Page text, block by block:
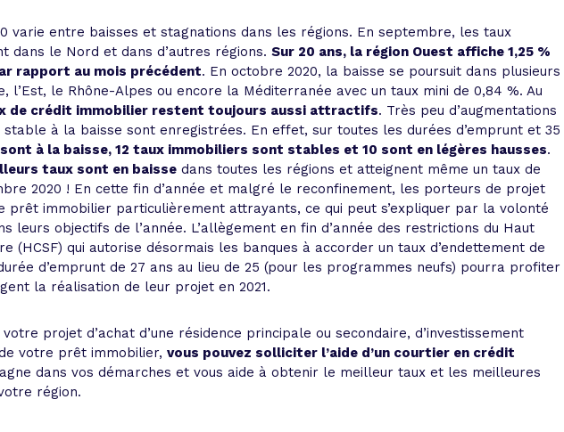
varie entre baisses et stagnations dans les régions. En septembre, les taux
dans le Nord et dans d’autres régions. Sur 20 ans, la région Ouest affiche 1,25 %
rapport au mois précédent. En octobre 2020, la baisse se poursuit dans plusieurs
l’Est, le Rhône-Alpes ou encore la Méditerranée avec un taux mini de 0,84 %. Au
de crédit immobilier restent toujours aussi attractifs. Très peu d’augmentations
à la baisse sont enregistrées. En effet, sur toutes les durées d’emprunt et 35
sont à la baisse, 12 taux immobiliers sont stables et 10 sont en légères hausses.
taux sont en baisse dans toutes les régions et atteignent même un taux de
2020 ! En cette fin d’année et malgré le reconfinement, les porteurs de projet
prêt immobilier particulièrement attrayants, ce qui peut s’expliquer par la volonté
leurs objectifs de l’année. L’allègement en fin d’année des restrictions du Haut
(HCSF) qui autorise désormais les banques à accorder un taux d’endettement de
d’emprunt de 27 ans au lieu de 25 (pour les programmes neufs) pourra profiter
la réalisation de leur projet en 2021.
projet d’achat d’une résidence principale ou secondaire, d’investissement
votre prêt immobilier, vous pouvez solliciter l’aide d’un courtier en crédit
dans vos démarches et vous aide à obtenir le meilleur taux et les meilleures
région.